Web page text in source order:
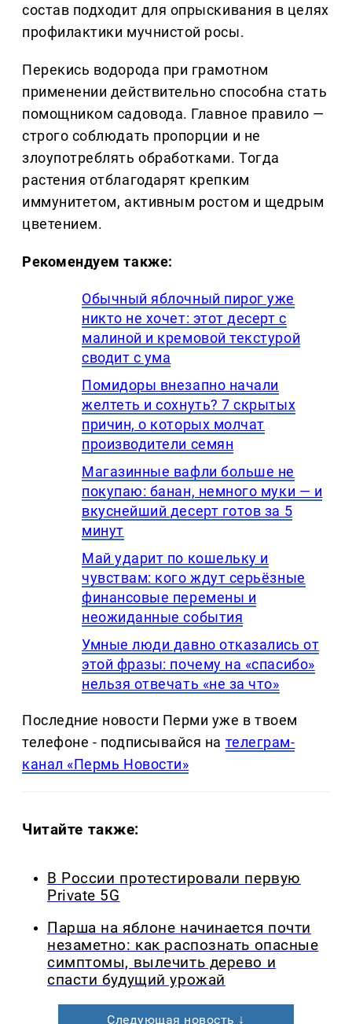
состав подходит для опрыскивания в целях
профилактики мучнистой росы.
Перекись водорода при грамотном
применении действительно способна стать
помощником садовода. Главное правило —
строго соблюдать пропорции и не
злоупотреблять обработками. Тогда
растения отблагодарят крепким
иммунитетом, активным ростом и щедрым
цветением.
Рекомендуем также:
Обычный яблочный пирог уже
никто не хочет: этот десерт с
малиной и кремовой текстурой
сводит с ума
Помидоры внезапно начали
желтеть и сохнуть? 7 скрытых
причин, о которых молчат
производители семян
Магазинные вафли больше не
покупаю: банан, немного муки — и
вкуснейший десерт готов за 5
минут
Май ударит по кошельку и
чувствам: кого ждут серьёзные
финансовые перемены и
неожиданные события
Умные люди давно отказались от
этой фразы: почему на «спасибо»
нельзя отвечать «не за что»
Последние новости Перми уже в твоем
телефоне - подписывайся на телеграм-
канал «Пермь Новости»
Читайте также:
В России протестировали первую
Private 5G
Парша на яблоне начинается почти
незаметно: как распознать опасные
симптомы, вылечить дерево и
спасти будущий урожай
Следующая новость ↓